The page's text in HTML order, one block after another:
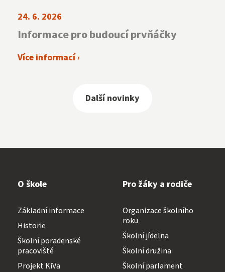
24. 6. 2026
Informace pro budoucí prvňáčky
Více informací ›
Další novinky
O škole
Základní informace
Historie
Školní poradenské
pracoviště
Projekt KiVa
Pro žáky a rodiče
Organizace školního
roku
Školní jídelna
Školní družina
Školní parlament